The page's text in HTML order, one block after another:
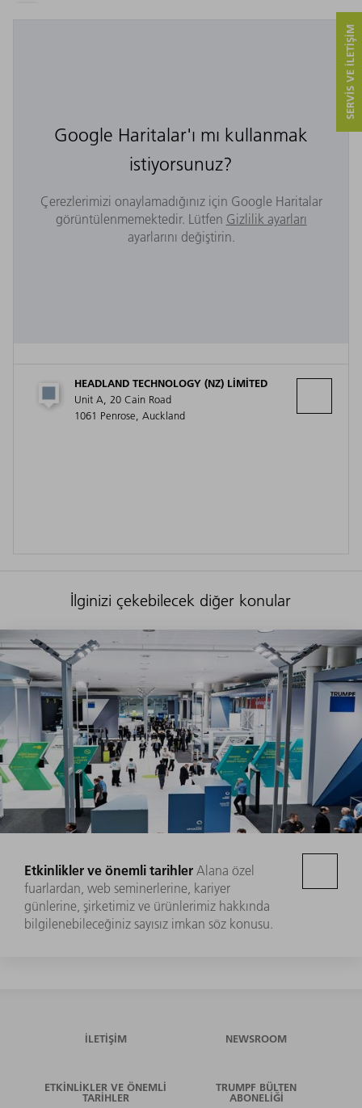
Google Haritalar'ı mı kullanmak
istiyorsunuz?
Çerezlerimizi onaylamadığınız için Google Haritalar
görüntülenmemektedir. Lütfen Gizlilik ayarları
ayarlarını değiştirin.
HEADLAND TECHNOLOGY (NZ) LIMITED
Unit A, 20 Cain Road
1061 Penrose, Auckland
İlginizi çekebilecek diğer konular
Etkinlikler ve önemli tarihler Alana özel
fuarlardan, web seminerlerine, kariyer
günlerine, şirketimiz ve ürünlerimiz hakkında
bilgilenebileceğiniz sayısız imkan söz konusu.
SERVIS VE ILETIŞIM
İLETIŞIM NEWSROOM
ETKINLIKLER VE ÖNEMLI
TARIHLER
TRUMPF BÜLTEN
ABONELIĞI